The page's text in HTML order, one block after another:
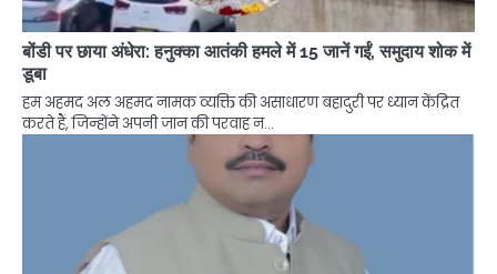
बोंडी पर छाया अंधेरा: हनुक्का आतंकी हमले में 15 जानें गईं, समुदाय शोक में
डूबा
हम अहमद अल अहमद नामक व्यक्ति की असाधारण बहादुरी पर ध्यान केंद्रित
करते हैं, जिन्होंने अपनी जान की परवाह न…